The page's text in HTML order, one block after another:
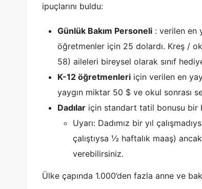
ipuçlarını buldu:
Günlük Bakım Personeli : verilen en
öğretmenler için 25 dolardı. Kreş /
58) aileleri bireysel olarak sınıf
K-12 öğretmenleri için verilen en
yaygın miktar 50 $ ve okul sonrası
Dadılar için standart tatil bonusu bir
Uyarı: Dadımız bir yıl
çalıştıysa ½ haftalık maaş)
verebilirsiniz.
Ülke çapında 1.000’den fazla anne ve